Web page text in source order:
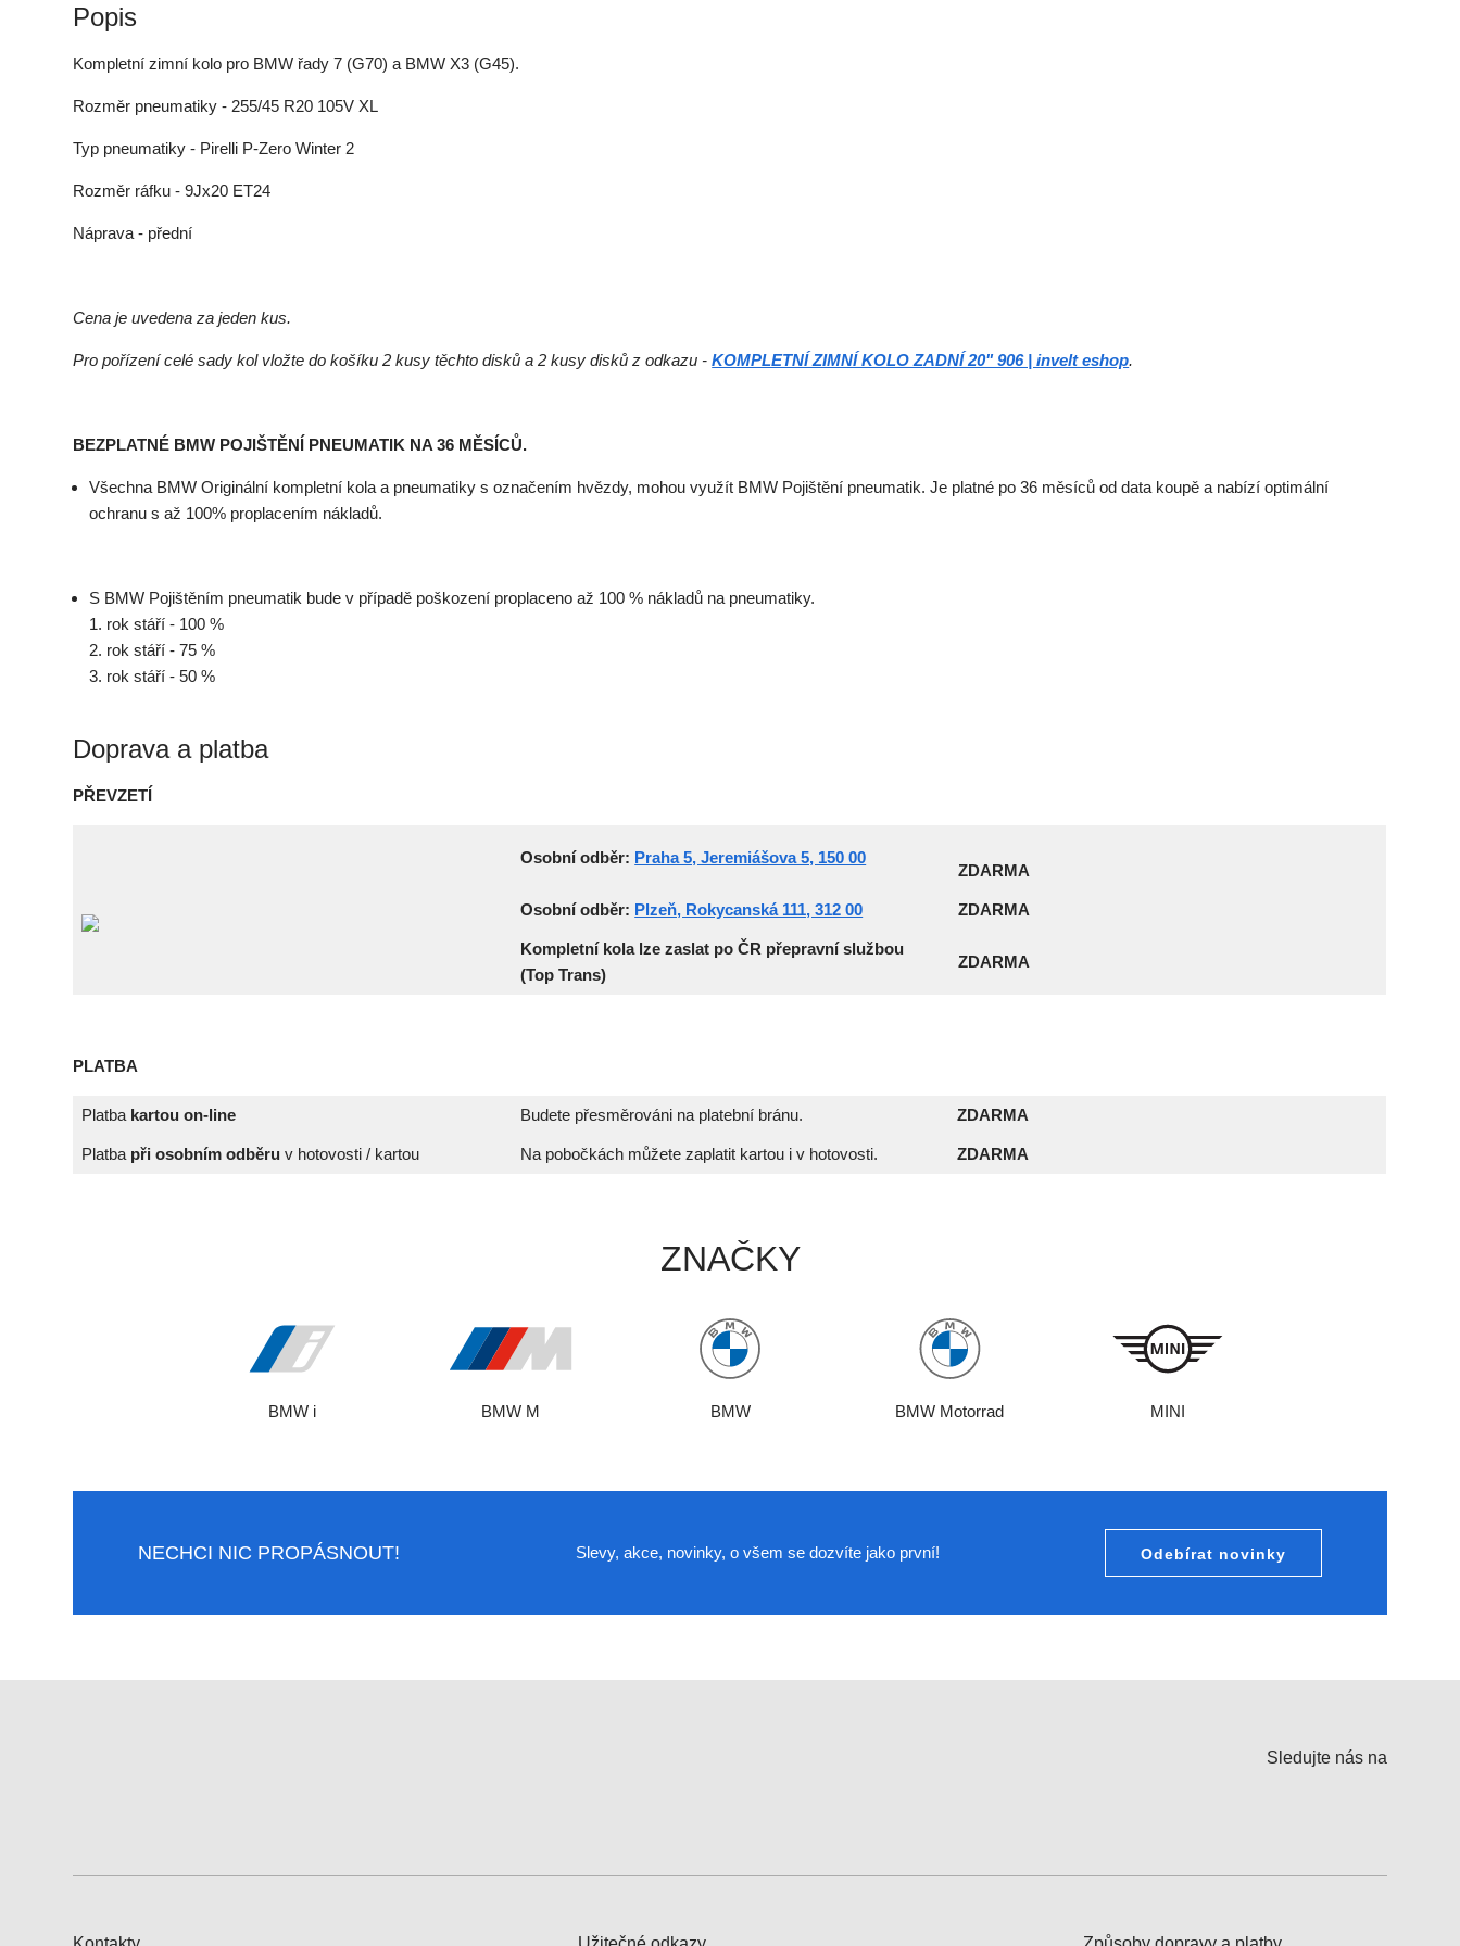
Popis
Kompletní zimní kolo pro BMW řady 7 (G70) a BMW X3 (G45).
Rozměr pneumatiky - 255/45 R20 105V XL
Typ pneumatiky - Pirelli P-Zero Winter 2
Rozměr ráfku - 9Jx20 ET24
Náprava - přední
Cena je uvedena za jeden kus.
Pro pořízení celé sady kol vložte do košíku 2 kusy těchto disků a 2 kusy disků z odkazu -KOMPLETNÍ ZIMNÍ KOLO ZADNÍ 20" 906 | invelt eshop.
BEZPLATNÉ BMW POJIŠTĚNÍ PNEUMATIK NA 36 MĚSÍCŮ.
Všechna BMW Originální kompletní kola a pneumatiky s označením hvězdy, mohou využít BMW Pojištění pneumatik. Je platné po 36 měsíců od data koupě a nabízí optimální
ochranu s až 100% proplacením nákladů.
S BMW Pojištěním pneumatik bude v případě poškození proplaceno až 100 % nákladů na pneumatiky.
1. rok stáří - 100 %
2. rok stáří - 75 %
3. rok stáří - 50 %
Doprava a platba
PŘEVZETÍ
Osobní odběr: Praha 5, Jeremiášova 5, 150 00
ZDARMA
Osobní odběr: Plzeň, Rokycanská 111, 312 00 ZDARMA
Kompletní kola lze zaslat po ČR přepravní službou
(Top Trans)
ZDARMA
PLATBA
Platba kartou on-line Budete přesměrováni na platební bránu. ZDARMA
Platba při osobním odběruv hotovosti / kartou Na pobočkách můžete zaplatit kartou i v hotovosti. ZDARMA
ZNAČKY
BMW i BMW M BMW BMW Motorrad MINI
NECHCI NIC PROPÁSNOUT! Slevy, akce, novinky, o všem se dozvíte jako první! Odebírat novinky
Sledujte nás na